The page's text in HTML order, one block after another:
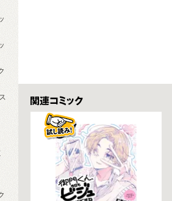
関連コミックス